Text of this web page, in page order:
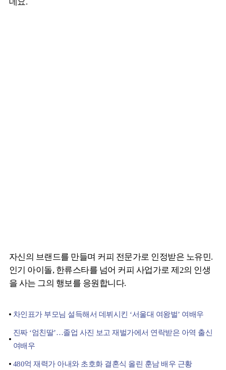
자신의 브랜드를 만들며 커피 전문가로 인정받은 노유민.
인기 아이돌, 한류스타를 넘어 커피 사업가로 제2의 인생
을 사는 그의 행보를 응원합니다.
차인표가 부모님 설득해서 데뷔시킨 ‘서울대 여왕벌’ 여배우
진짜 ‘엄친딸’…졸업 사진 보고 재벌가에서 연락받은 아역 출신
여배우
480억 재력가 아내와 초호화 결혼식 올린 훈남 배우 근황